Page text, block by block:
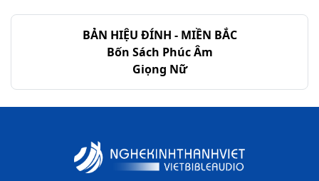
BẢN HIỆU ĐÍNH - MIỀN BẮC
Bốn Sách Phúc Âm
Giọng Nữ